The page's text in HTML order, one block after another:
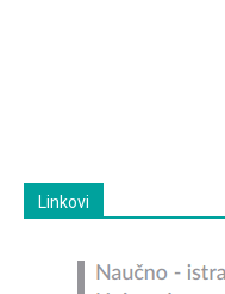
Linkovi